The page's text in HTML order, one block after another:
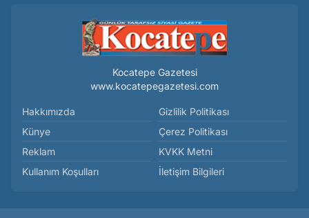
Kocatepe Gazetesi
www.kocatepegazetesi.com
Hakkımızda
Künye
Reklam
Kullanım Koşulları
Gizlilik Politikası
Çerez Politikası
KVKK Metni
İletişim Bilgileri